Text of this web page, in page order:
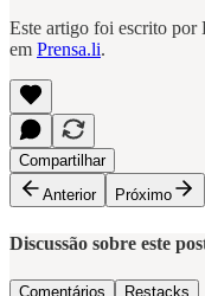
Este artigo foi escrito por
em Prensa.li.
Compartilhar
Anterior
Próximo
Discussão sobre este
Comentários Restacks